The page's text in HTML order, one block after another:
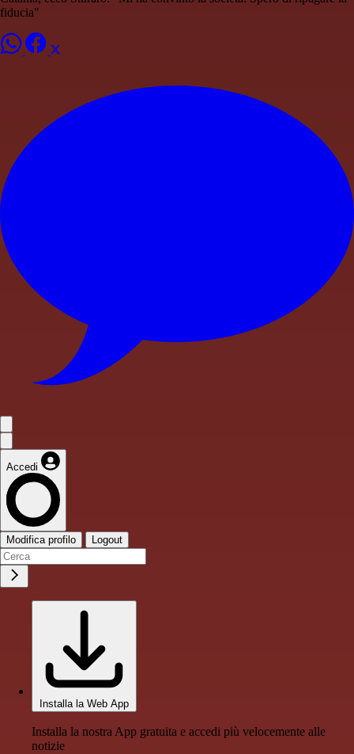
fiducia"
Accedi
Modifica profilo Logout
Installa la Web App
Installa la nostra App gratuita e accedi più velocemente alle
notizie